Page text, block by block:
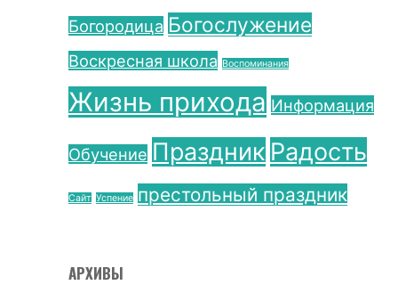
Богородица Богослужение
Воскресная школа Воспоминания
Жизнь прихода Информация
Обучение Праздник Радость
Сайт Успение престольный праздник
АРХИВЫ